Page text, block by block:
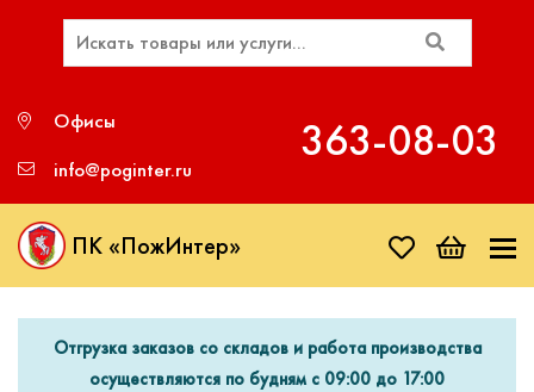
Офисы
info@poginter.ru
363‑08‑03
ПК «ПожИнтер»
Отгрузка заказов со складов и работа производства
осуществляются по будням с 09:00 до 17:00